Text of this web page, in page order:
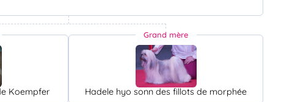
Koempfer
Grand mère
Hadele hyo sonn des fillots de morphée